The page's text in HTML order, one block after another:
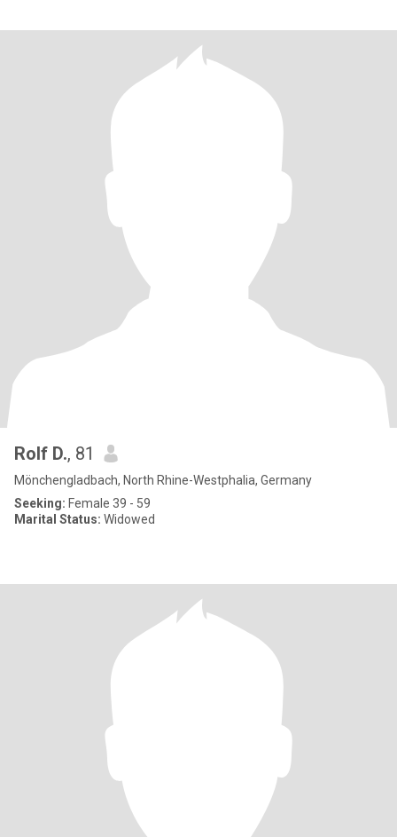
Rolf D., 81
Mönchengladbach, North Rhine-Westphalia, Germany
Seeking: Female 39 - 59
Marital Status: Widowed